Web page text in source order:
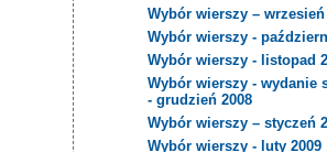
Wybór wierszy – wrzesień
Wybór wierszy -
Wybór wierszy - listopad
Wybór wierszy - wydanie
- grudzień 2008
Wybór wierszy – styczeń
Wybór wierszy - luty 2009